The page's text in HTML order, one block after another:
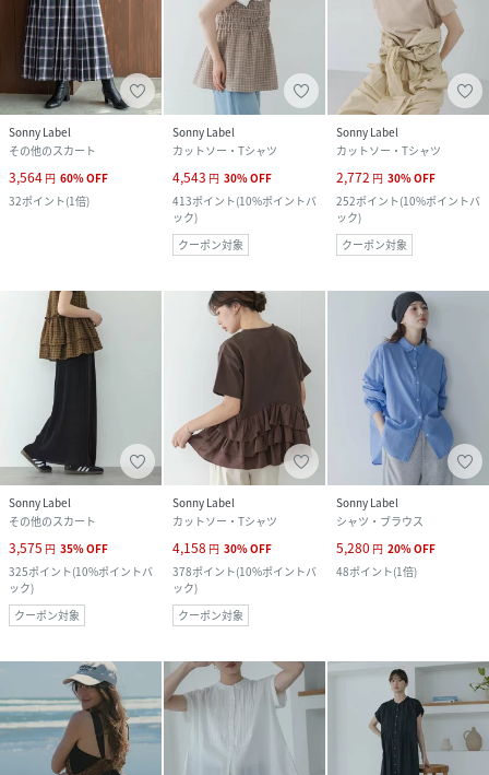
Sonny Label
その他のスカート
3,564 円 60%OFF
32ポイント(1倍)
Sonny Label
カットソー・Tシャツ
4,543 円 30%OFF
413ポイント(10%ポイントバ
ック)
クーポン対象
Sonny Label
カットソー・Tシャツ
2,772 円 30%OFF
252ポイント(10%ポイントバ
ック)
クーポン対象
Sonny Label
その他のスカート
3,575 円 35%OFF
325ポイント(10%ポイントバ
ック)
クーポン対象
Sonny Label
カットソー・Tシャツ
4,158 円 30%OFF
378ポイント(10%ポイントバ
ック)
クーポン対象
Sonny Label
シャツ・ブラウス
5,280 円 20%OFF
48ポイント(1倍)